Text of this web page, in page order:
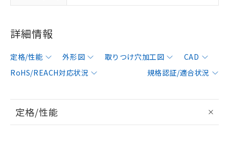
詳細情報
定格/性能 外形図 取りつけ穴加工図
CAD
RoHS/REACH対応状況
規格認証/適合状況
定格/性能